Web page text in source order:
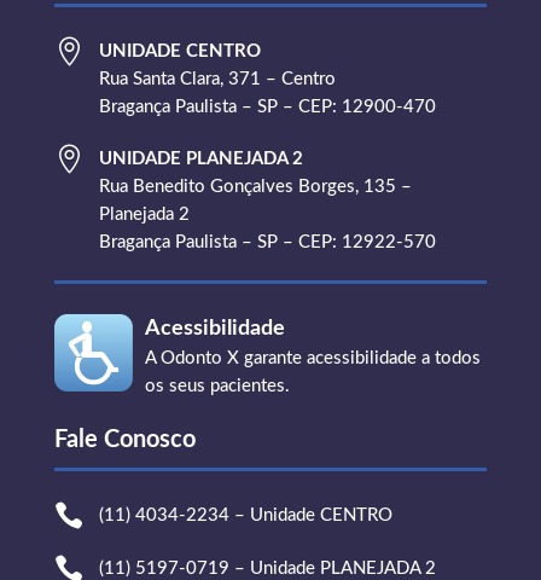

UNIDADE CENTRO
Rua Santa Clara, 371 – Centro
Bragança Paulista – SP – CEP: 12900-470

UNIDADE PLANEJADA 2
Rua Benedito Gonçalves Borges, 135 –
Planejada 2
Bragança Paulista – SP – CEP: 12922-570
Acessibilidade
A Odonto X garante acessibilidade a todos
os seus pacientes.
Fale Conosco
 (11) 4034-2234 – Unidade CENTRO
 (11) 5197-0719 – Unidade PLANEJADA 2